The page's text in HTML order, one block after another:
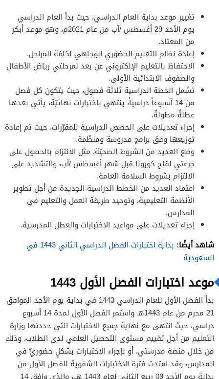
تغيير موعد بداية العام الدراسي، حيث بدأ العام الدراسي
يوم الأحد 29 أغسطس /آب من عام 2021م، وهو موعد أبكر
من المعتاد.
إعادة نظام التعليم الحضوري الوجاهي لكافة المراحل.
الاحتفاظ بالتعليم الإلكتروني عن بعد لمرحلتي رياض الأطفال
والصفوف الابتدائية الأولى.
تشمل الخطة الدراسية ثلاثة فصول، حيث يتكون كل فصل
من 14 أسبوعاً دراسياً، ينتهي باختبارات نهائيّة، يأتي بعدها
عطلةٌ مطولةٌ.
إجراء تعديلات على الحصص الدراسية للمقرّرات، حيث تم إعادة
توزيعها وفق برامج مدروسة ومنظّمة.
وضع العديد من الشروط الصحيّة، مثل الالتزام بالحصول على
جرعتي لقاح كورونا قبل شهر أغسطس /آب، والتشديد على
الالتزام بشروط السلامة العامة.
اعتماد العديد من الخطط الدراسية الجديدة من أجل تطوير
الأنظمة التعليمية، وتوحيد طريقة العمل والتعليم في
المدارس.
إجراء تعديلات على مواعيد الاختبارات والعطل المدرسية.
شاهد أيضًا:
بداية اختبارات الفصل الدراسي الثاني 1443 في
السعودية
موعد اختبارات الفصل الأول 1443
بدأ الفصل الأول للعام الدراسي 1443 في بداية يوم الأحد الموافق
21 محرم من عام 1443هـ واستمر الفصل الأول لمدة 14 أسبوع
دراسي، حيث انتهى مع نهاية جميع الاختبارات التي حددتها وزارة
التعليم من أجل تقييم مستوى التحصيل العلمي لدى الطلاب، وذلك
من خلال منصة مدرستي، أو بإجراء الاختبارات بشكلٍ حضوريٍّ في
المدارس، وقد امتدت فترة الاختبارات الشفوية للفصل الأول من